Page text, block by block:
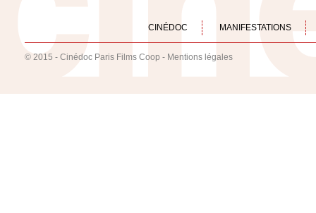
CINÉDOC MANIFESTATIONS
© 2015 - Cinédoc Paris Films Coop - Mentions légales